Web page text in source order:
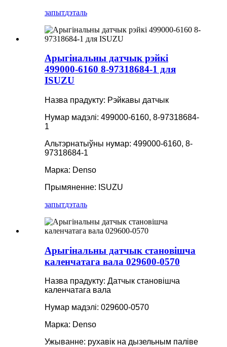
запытдэталь
Арыгінальны датчык рэйкі
499000-6160 8-97318684-1 для
ISUZU
Назва прадукту: Рэйкавы датчык
Нумар мадэлі: 499000-6160, 8-97318684-
1
Альтэрнатыўны нумар: 499000-6160, 8-
97318684-1
Марка: Denso
Прымяненне: ISUZU
запытдэталь
Арыгінальны датчык становішча
каленчатага вала 029600-0570
Назва прадукту: Датчык становішча
каленчатага вала
Нумар мадэлі: 029600-0570
Марка: Denso
Ужыванне: рухавік на дызельным паліве